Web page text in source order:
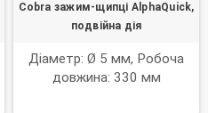
Cobra зажим-щипці AlphaQuick,
подвійна дія
Діаметр: Ø 5 мм, Робоча
довжина: 330 мм